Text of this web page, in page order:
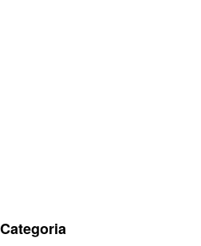
Categoria